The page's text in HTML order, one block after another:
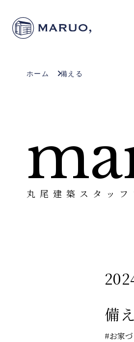
ホーム 備える
丸尾建築スタッフ
備
#お家